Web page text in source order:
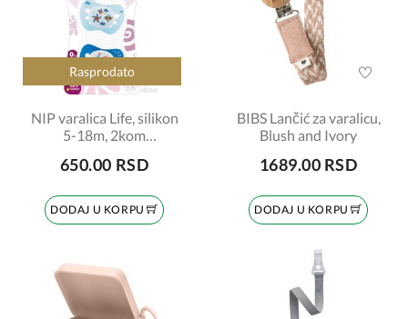
Rasprodato
NIP varalica Life, silikon
5-18m, 2kom
650.00 RSD
DODAJ U KORPU
BIBS Lančić za varalicu,
Blush and Ivory
1689.00 RSD
DODAJ U KORPU